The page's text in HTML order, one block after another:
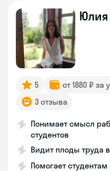
Юлия
5 от 1880 ₽ за
3 отзыва
Понимает смысл
студентов
Видит плоды труда
Помогает